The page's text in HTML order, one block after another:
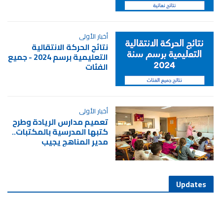
أخبار الأولى
نتائج الحركة الانتقالية
التعليمية برسم 2024 - جميع
الفئات
أخبار الأولى
تعميم مدارس الريادة وطرح
كتبها المدرسية بالمكتبات..
مدير المناهج يجيب
Updates